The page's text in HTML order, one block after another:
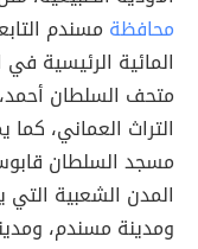
محافظة مسندم
المائية الرئيسية
متحف السلطان
التراث العماني،
مسجد السلطان
المدن الشعبية التي
ومدينة مسندم،